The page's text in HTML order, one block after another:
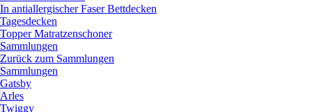
In antiallergischer Faser Bettdecken
Tagesdecken
Topper Matratzenschoner
Sammlungen
Zurück zum Sammlungen
Sammlungen
Gatsby
Arles
Twiggy